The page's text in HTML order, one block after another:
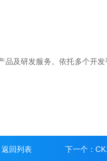
及研发服务。依托多个开
返回列表 下一个：